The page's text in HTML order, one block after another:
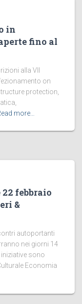
in
fino al
alla VII
on
protection,
more…
22 febbraio
&
autoportanti
nei giorni 14
iniziative sono
Economia